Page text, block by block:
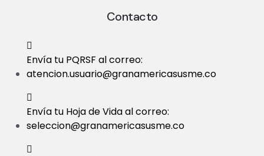
Contacto
Envía tu PQRSF al correo:
atencion.usuario@granamericasusme.co
Envía tu Hoja de Vida al correo:
seleccion@granamericasusme.co